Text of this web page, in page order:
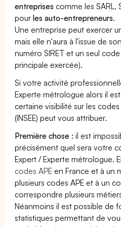
entreprises comme les SARL,
pourles auto-entrepreneurs.
Une entreprise peut exercer
mais elle n'aura à l'issue de
numéro SIRET et un seul
principale exercée).
Si votre activité
Experte métrologue alors il
certaine visibilité sur les
(INSEE) peut vous attribuer.
Première chose : il est
précisément quel sera votre
Expert / Experte métrologue.
codes APE en France et à un
plusieurs codes APE et à un
correspondre plusieurs
Néanmoins il est possible de
statistiques permettant de